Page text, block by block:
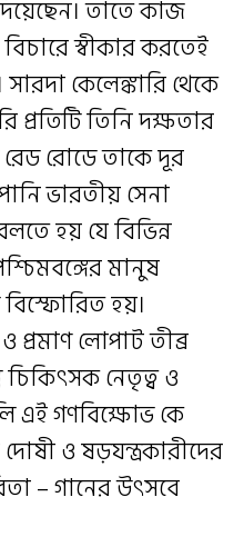
তাতে কাজ
স্বীকার করতেই
কেলেঙ্কারি থেকে
প্রতিটি তিনি দক্ষতার
রেড রোডে তাকে দূর
ভারতীয় সেনা
হয় যে বিভিন্ন
মানুষ
হয়।
প্রমাণ লোপাট তীব্র
নেতৃত্ব ও
এই গণবিক্ষোভ কে
ও ষড়যন্ত্রকারীদের
– গানের উৎসবে